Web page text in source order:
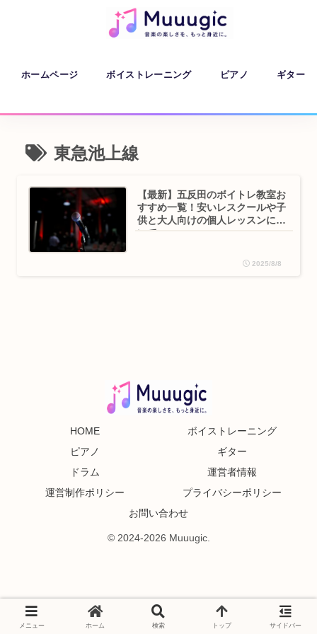
ホームページ ボイストレーニング ピアノ ギター
東急池上線
【最新】五反田のボイトレ教室お
すすめ一覧！安いレスクールや子
供と大人向けの個人レッスンにつ
いて
2025/8/8
HOME
ボイストレーニング
ピアノ
ギター
ドラム
運営者情報
運営制作ポリシー
プライバシーポリシー
お問い合わせ
© 2024-2026 Muuugic.
メニュー ホーム 検索 トップ サイドバー